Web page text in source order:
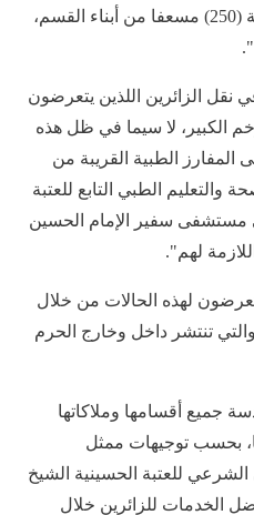
والشعب المساندة ستتم مشاركة (250) مسعفا من أبناء القسم،
نقل الزائرين اللذين يتعرضون
الكبير، لا سيما في ظل هذه
المفارز الطبية القريبة من
والتعليم الطبي التابع للعتبة
مستشفى سفير الإمام الحسين
لهم".
يتعرضون لهذه الحالات من خلال
والتي تنتشر داخل وخارج الحرم
جميع أقسامها وملاكاتها
بحسب توجيهات ممثل
الشرعي للعتبة الحسينية الشيخ
الخدمات للزائرين خلال